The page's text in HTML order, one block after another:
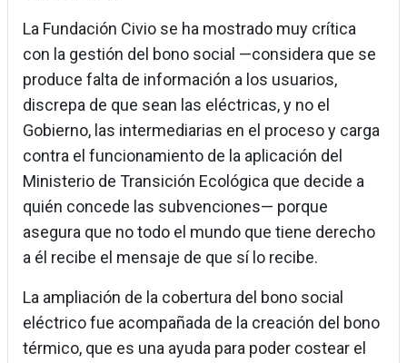
La Fundación Civio se ha mostrado muy crítica
con la gestión del bono social —considera que se
produce falta de información a los usuarios,
discrepa de que sean las eléctricas, y no el
Gobierno, las intermediarias en el proceso y carga
contra el funcionamiento de la aplicación del
Ministerio de Transición Ecológica que decide a
quién concede las subvenciones— porque
asegura que no todo el mundo que tiene derecho
a él recibe el mensaje de que sí lo recibe.
La ampliación de la cobertura del bono social
eléctrico fue acompañada de la creación del bono
térmico, que es una ayuda para poder costear el